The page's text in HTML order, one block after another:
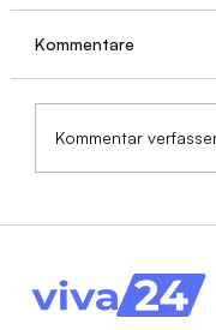
häufigsten
Angehörige!
Kommentare
Kommentar